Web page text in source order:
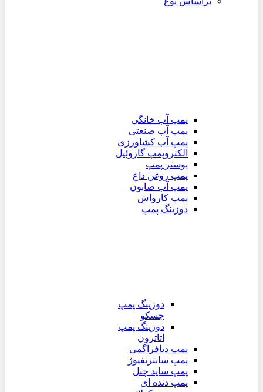
پمپ آب خانگی
پمپ آب صنعتی
پمپ آب کشاورزی
الکتروپمپ گازوئیل
بوستر پمپ
پمپ روغن داغ
پمپ آب صابون
پمپ کارواش
دوزینگ پمپ
دوزینگ پمپ
جسکو
دوزینگ پمپ
اتاترون
پمپ دیافراگمی
پمپ سانتریفیوژ
پمپ ساید چنل
پمپ دنده ای